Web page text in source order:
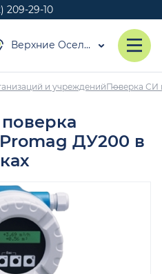
209-29-10
Верхние Осельки
и учрежденийПоверка СИ
ДУ200 в